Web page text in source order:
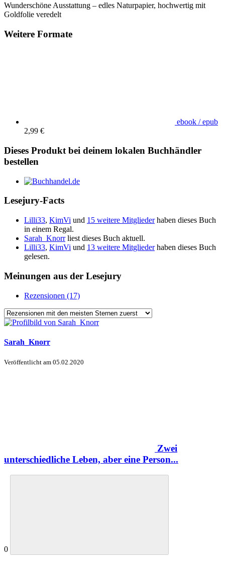
Wunderschöne Ausstattung – edles Naturpapier, hochwertig mit
Goldfolie veredelt
Weitere Formate
ebook / epub
2,99 €
Dieses Produkt bei deinem lokalen Buchhändler
bestellen
Lesejury-Facts
Lilli33, KimVi und 15 weitere Mitgliederhaben dieses Buch
in einem Regal.
Sarah_Knorrliest dieses Buch aktuell.
Lilli33, KimVi und 13 weitere Mitgliederhaben dieses Buch
gelesen.
Meinungen aus der Lesejury
Rezensionen (17)
Sarah_Knorr
Veröffentlicht am 05.02.2020
Zwei
unterschiedliche Leben, aber eine Person...
0